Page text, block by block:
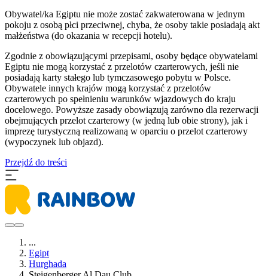
Obywatel/ka Egiptu nie może zostać zakwaterowana w jednym
pokoju z osobą płci przeciwnej, chyba, że osoby takie posiadają akt
małżeństwa (do okazania w recepcji hotelu).
Zgodnie z obowiązującymi przepisami, osoby będące obywatelami
Egiptu nie mogą korzystać z przelotów czarterowych, jeśli nie
posiadają karty stałego lub tymczasowego pobytu w Polsce.
Obywatele innych krajów mogą korzystać z przelotów
czarterowych po spełnieniu warunków wjazdowych do kraju
docelowego. Powyższe zasady obowiązują zarówno dla rezerwacji
obejmujących przelot czarterowy (w jedną lub obie strony), jak i
imprezę turystyczną realizowaną w oparciu o przelot czarterowy
(wypoczynek lub objazd).
Przejdź do treści
...
Egipt
Hurghada